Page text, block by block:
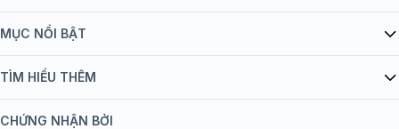
Giới thiệu Tiêm Chủng FPT Long Châu
bán hàng
Chính sách nội dung
MỤC NỔI BẬT
Danh mục vắc xin
TÌM HIỂU THÊM
Khuyến mãi
CHỨNG NHẬN BỞI